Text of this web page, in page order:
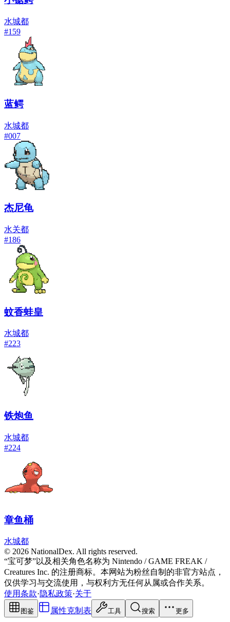
水城都
#159
蓝鳄
水城都
#007
杰尼龟
水关都
#186
蚊香蛙皇
水城都
#223
铁炮鱼
水城都
#224
章鱼桶
水城都
© 2026 NationalDex. All rights reserved.
“宝可梦”以及相关角色名称为 Nintendo / GAME FREAK /
Creatures Inc. 的注册商标。本网站为粉丝自制的非官方站点，
仅供学习与交流使用，与权利方无任何从属或合作关系。
使用条款·隐私政策·关于
图鉴 属性克制表 工具 搜索 更多